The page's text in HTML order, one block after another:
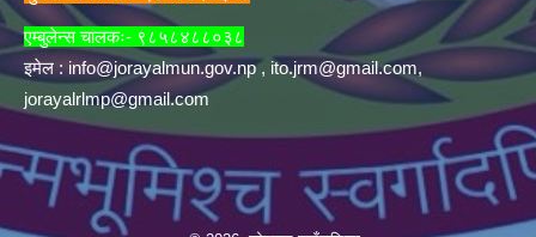
एम्बुलेन्स चालकः- ९८५८४८८०३८
इमेल : info@jorayalmun.gov.np, ito.jrm@gmail.com,
jorayalrlmp@gmail.com